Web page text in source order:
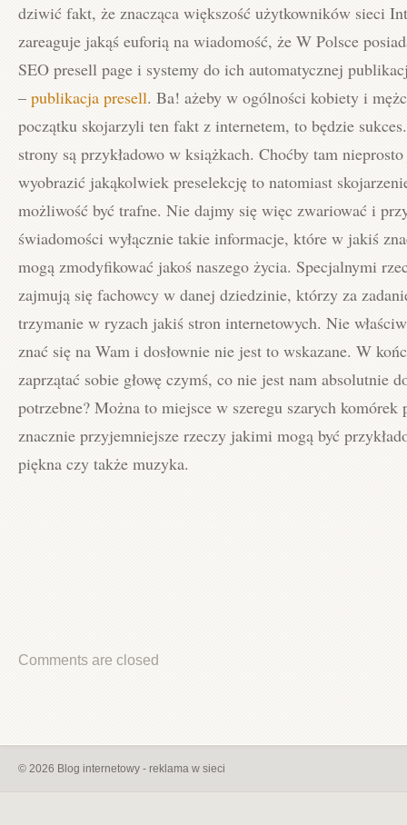
dziwić fakt, że znacząca większość użytkowników sieci
zareaguje jakąś euforią na wiadomość, że W Polsce
SEO presell page i systemy do ich automatycznej
– publikacja presell. Ba! ażeby w ogólności kobiety i
początku skojarzyli ten fakt z internetem, to będzie
strony są przykładowo w książkach. Choćby tam
wyobrazić jakąkolwiek preselekcję to natomiast
możliwość być trafne. Nie dajmy się więc zwariować i
świadomości wyłącznie takie informacje, które w jakiś
mogą zmodyfikować jakoś naszego życia. Specjalnymi
zajmują się fachowcy w danej dziedzinie, którzy za
trzymanie w ryzach jakiś stron internetowych. Nie
znać się na Wam i dosłownie nie jest to wskazane. W
zaprzątać sobie głowę czymś, co nie jest nam absolutnie
potrzebne? Można to miejsce w szeregu szarych komórek
znacznie przyjemniejsze rzeczy jakimi mogą być
piękna czy także muzyka.
Comments are closed
© 2026 Blog internetowy - reklama w sieci